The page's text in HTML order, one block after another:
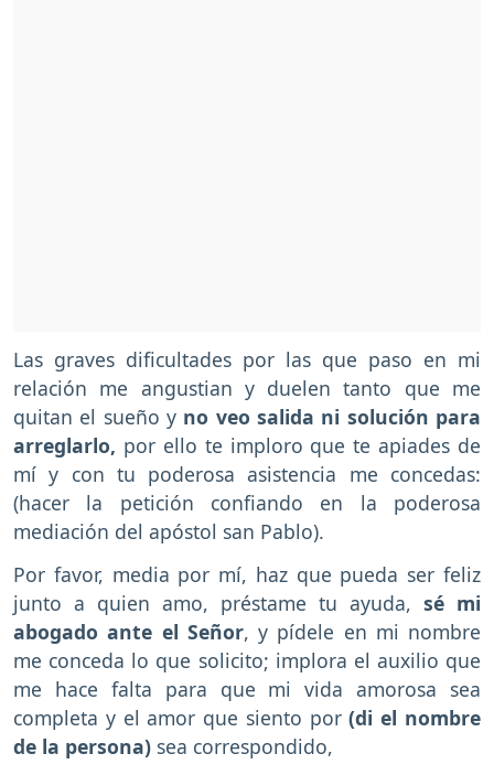
Las graves dificultades por las que paso en mi
relación me angustian y duelen tanto que me
quitan el sueño y no veo salida ni solución para
arreglarlo, por ello te imploro que te apiades de
mí y con tu poderosa asistencia me concedas:
(hacer la petición confiando en la poderosa
mediación del apóstol san Pablo).
Por favor, media por mí, haz que pueda ser feliz
junto a quien amo, préstame tu ayuda, sé mi
abogado ante el Señor, y pídele en mi nombre
me conceda lo que solicito; implora el auxilio que
me hace falta para que mi vida amorosa sea
completa y el amor que siento por(di el nombre
de la persona) sea correspondido,